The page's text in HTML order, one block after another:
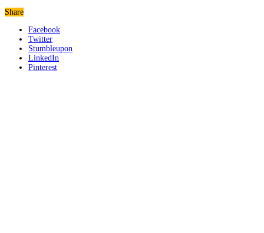
Share
Facebook
Twitter
Stumbleupon
LinkedIn
Pinterest